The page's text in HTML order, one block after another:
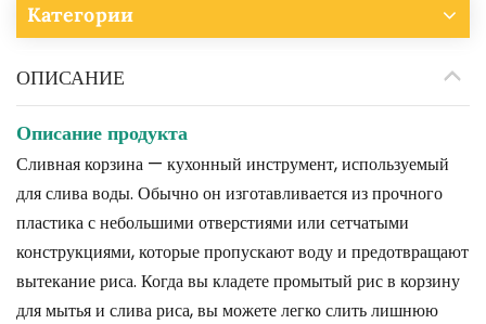
Категории
ОПИСАНИЕ
Описание продукта
Сливная корзина — кухонный инструмент, используемый
для слива воды. Обычно он изготавливается из прочного
пластика с небольшими отверстиями или сетчатыми
конструкциями, которые пропускают воду и предотвращают
вытекание риса. Когда вы кладете промытый рис в корзину
для мытья и слива риса, вы можете легко слить лишнюю